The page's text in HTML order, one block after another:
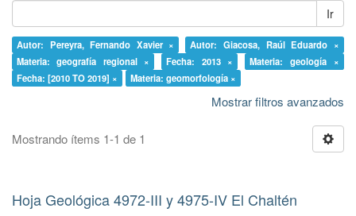
Ir
Autor: Pereyra, Fernando Xavier ×
Autor: Giacosa, Raúl Eduardo ×
Materia: geografía regional ×
Fecha: 2013 ×
Materia: geología ×
Fecha: [2010 TO 2019] ×
Materia: geomorfología ×
Mostrar filtros avanzados
Mostrando ítems 1-1 de 1
Hoja Geológica 4972-III y 4975-IV El Chaltén